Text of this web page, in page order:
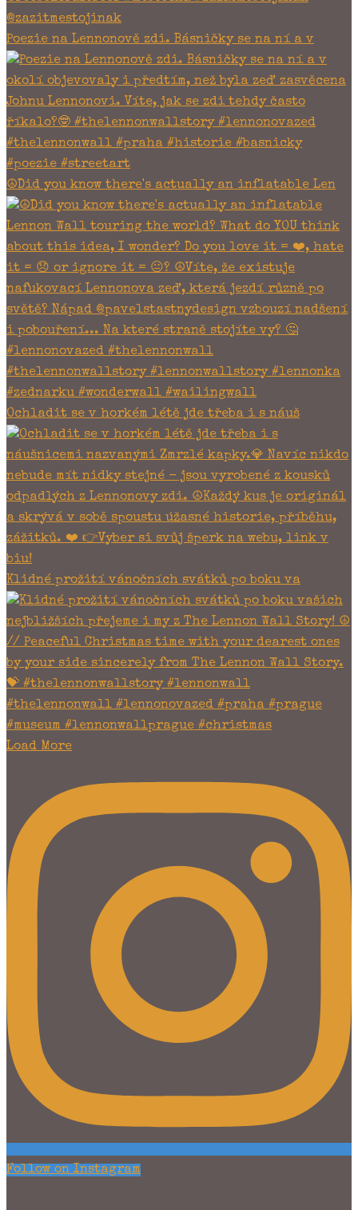
Poezie na Lennonově zdi. Básničky se na ní a v
☮Did you know there's actually an inflatable Len
Ochladit se v horkém létě jde třeba i s náuš
Klidné prožití vánočních svátků po boku va
Load More
Follow on Instagram